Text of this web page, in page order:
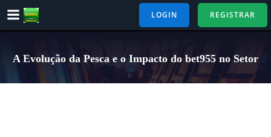
Pular
LOGIN REGISTRAR
A Evolução da Pesca e o Impacto do bet955 no Setor